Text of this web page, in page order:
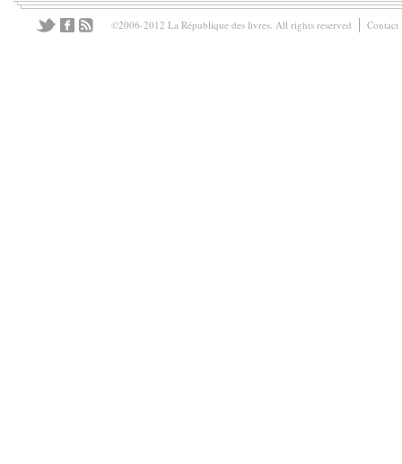
©2006-2012 La République des livres. All rights reserved Contact